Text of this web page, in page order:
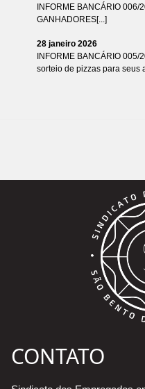
INFORME BANCÁRIO 006/
GANHADORES[...]
28 janeiro 2026
INFORME BANCÁRIO
sorteio de pizzas para seus
CONTATO